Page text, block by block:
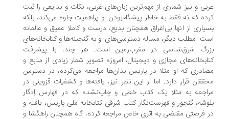
و نیز شماری از مهم‌ترین زبان‌های غربی، نکات و بدایعی را ثبت
که نه فقط به ‌خاطر پیشگام‌بودن او پراهمیت جلوه می‌کند، بلکه
از آنها بی‌اغراق همچنان بدیع، درست و کاملا عمیق و عالمانه
مطلب دیگر، مساله دسترسی‌های او به گنجینه‌ها و کتابخانه‌های
شرق‌شناسی در مغرب‌زمین است. هر چند، با پیشرفت
مجازی و دیجیتال، امروزه تصویر شمار زیادی از منابع و
که او مثلا در پاریس بدان‌ها مراجعه می‌کرده، در دسترس
قرار دارد. اما از این نظر نیز، یافته‌ها و کشفیات قزوینی در
به مثلا یک کتاب خطی و چاپ‌نشده که در فهارس اِدگار
گنجور و فهرست‌نگار کتب شرقی کتابخانه ملی پاریس، یافته و
فرصتی مقتضی به اثری خاص مراجعه کرده، گاه همچنان راهگشا و